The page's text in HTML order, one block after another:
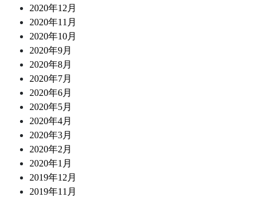
2020年12月
2020年11月
2020年10月
2020年9月
2020年8月
2020年7月
2020年6月
2020年5月
2020年4月
2020年3月
2020年2月
2020年1月
2019年12月
2019年11月